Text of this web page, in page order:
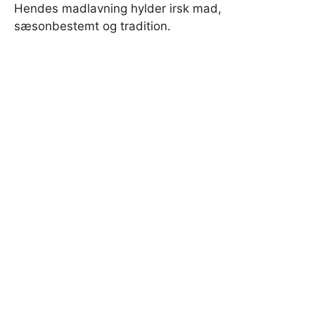
Hendes madlavning hylder irsk mad,
sæsonbestemt og tradition.